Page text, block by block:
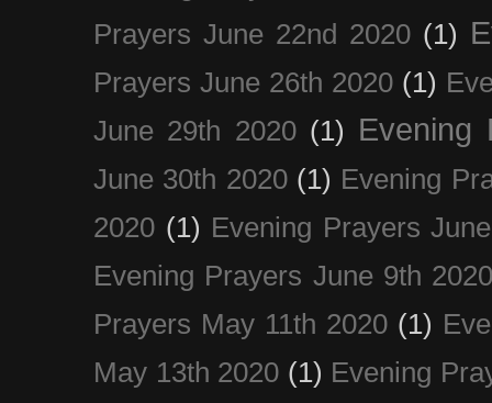
Prayers June 22nd 2020 (1)
Prayers June 26th 2020 (1)
June 29th 2020 (1) Evening
June 30th 2020 (1) Evening
2020 (1) Evening Prayers
Evening Prayers June 9th
Prayers May 11th 2020 (1)
May 13th 2020 (1) Evening